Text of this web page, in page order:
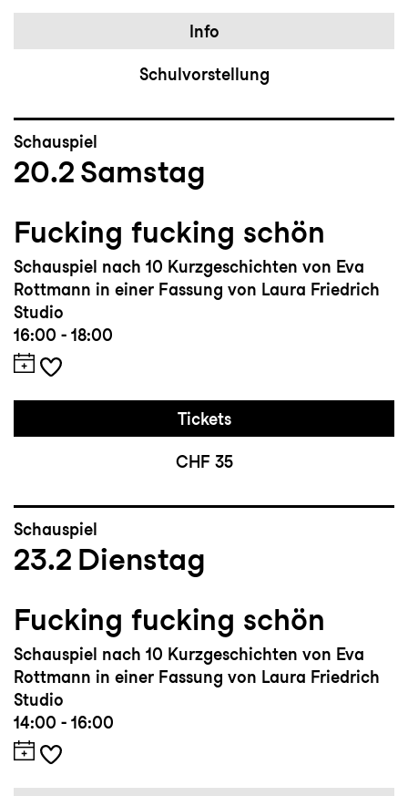
Info
Schulvorstellung
Schauspiel
20.2 Samstag
Fucking fucking schön
Schauspiel nach 10 Kurzgeschichten von Eva
Rottmann in einer Fassung von Laura Friedrich
Studio
16:00 - 18:00
Tickets
CHF 35
Schauspiel
23.2 Dienstag
Fucking fucking schön
Schauspiel nach 10 Kurzgeschichten von Eva
Rottmann in einer Fassung von Laura Friedrich
Studio
14:00 - 16:00